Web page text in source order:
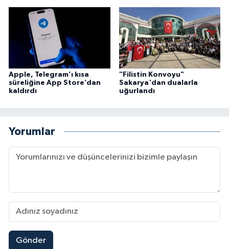
Apple, Telegram’ı kısa
süreliğine App Store’dan
kaldırdı
"Filistin Konvoyu"
Sakarya'dan dualarla
uğurlandı
Yorumlar
Gönder
Konya Müftülüğü
Kütahya Müftülüğü
Malatya Müftülüğü
Muş Müftülüğü
Nevşehir Müftülüğü